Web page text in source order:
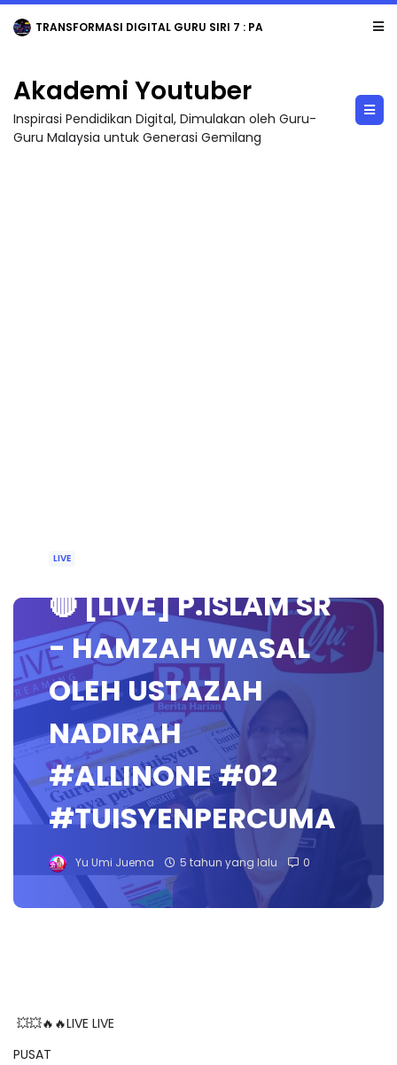
TRANSFORMASI DIGITAL GURU SIRI 7 : PAHLAWAN DIGITAL PENYELAMAT DUNIA
Akademi Youtuber
Inspirasi Pendidikan Digital, Dimulakan oleh Guru-
Guru Malaysia untuk Generasi Gemilang
LIVE
🔴 [LIVE] P.ISLAM SR
- HAMZAH WASAL
OLEH USTAZAH
NADIRAH
#ALLINONE #02
#TUISYENPERCUMA
Yu Umi Juema 5 tahun yang lalu 0
💥💥🔥🔥LIVE LIVE
PUSAT